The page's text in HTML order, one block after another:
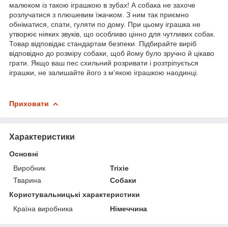
малюком із такою іграшкою в зубах! А собака не захоче
розлучатися з плюшевим їжачком. З ним так приємно
обніматися, спати, гуляти по дому. При цьому іграшка не
утворює ніяких звуків, що особливо цінно для чутливих собак.
Товар відповідає стандартам безпеки. Підбирайте виріб
відповідно до розміру собаки, щоб йому було зручно й цікаво
грати. Якщо ваш пес схильний розривати і розтріпується
іграшки, не залишайте його з м'якою іграшкою наодинці.
Приховати
Характеристики
Основні
Виробник
Trixie
Тварина
Собаки
Користувальницькі характеристики
Країна виробника
Німеччина